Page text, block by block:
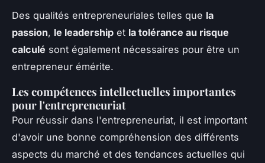
Des qualités entrepreneuriales telles que la
passion, le leadership et la tolérance au risque
calculé sont également nécessaires pour être un
entrepreneur émérite.
Les compétences intellectuelles importantes
pour l'entrepreneuriat
Pour réussir dans l'entrepreneuriat, il est important
d'avoir une bonne compréhension des différents
aspects du marché et des tendances actuelles qui